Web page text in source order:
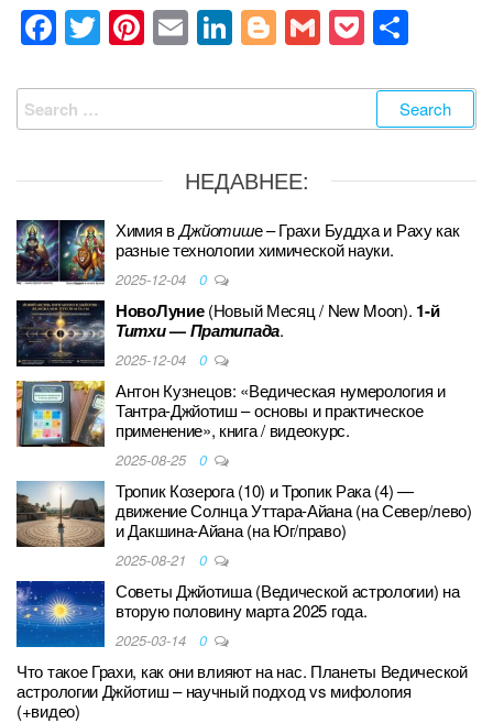
F
a
c
e
b
o
k
T
wi
tt
er
Pi
nt
er
e
st
E
m
ail
Li
n
k
e
dI
n
Bl
o
g
g
er
G
m
ail
P
o
ck
et
ar
e
Search
for:
НЕДАВНЕЕ:
Химия вДжйотише – Грахи Буддха и Раху как
разные технологии химической науки.
2025-12-04 0
НовоЛуние(Новый Месяц / New Moon). 1-й
Титхи—Пратипада.
2025-12-04 0
Антон Кузнецов: «Ведическая нумерология и
Тантра-Джйотиш – основы и практическое
применение», книга / видеокурс.
2025-08-25 0
Тропик Козерога (10) и Тропик Рака (4) —
движение Солнца Уттара-Айана (на Север/лево)
и Дакшина-Айана (на Юг/право)
2025-08-21 0
Советы Джйотиша (Ведической астрологии) на
вторую половину марта 2025 года.
2025-03-14 0
Что такое Грахи, как они влияют на нас. Планеты Ведической
астрологии Джйотиш – научный подход vs мифология
(+видео)